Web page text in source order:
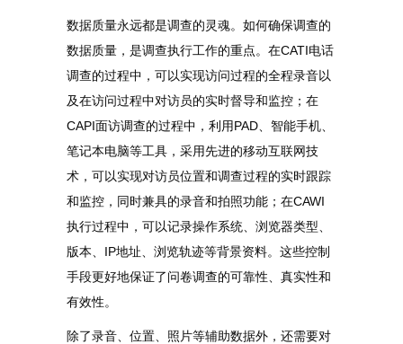
数据质量永远都是调查的灵魂。如何确保调查的
数据质量，是调查执行工作的重点。在CATI电话
调查的过程中，可以实现访问过程的全程录音以
及在访问过程中对访员的实时督导和监控；在
CAPI面访调查的过程中，利用 PAD、智能手机、
笔记本电脑等工具，采用先进的移动互联网技
术，可以实现对访员位置和调查过程的实时跟踪
和监控，同时兼具的录音和拍照功能；在CAWI
执行过程中，可以记录操作系统、浏览器类型、
版本、 IP地址、浏览轨迹等背景资料。这些控制
手段更好地保证了问卷调查的可靠性、真实性和
有效性。
除了录音、位置、照片等辅助数据外，还需要对